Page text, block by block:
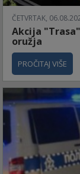
ČETVRTAK,
Akcija
oružja
PROČITAJ VIŠE